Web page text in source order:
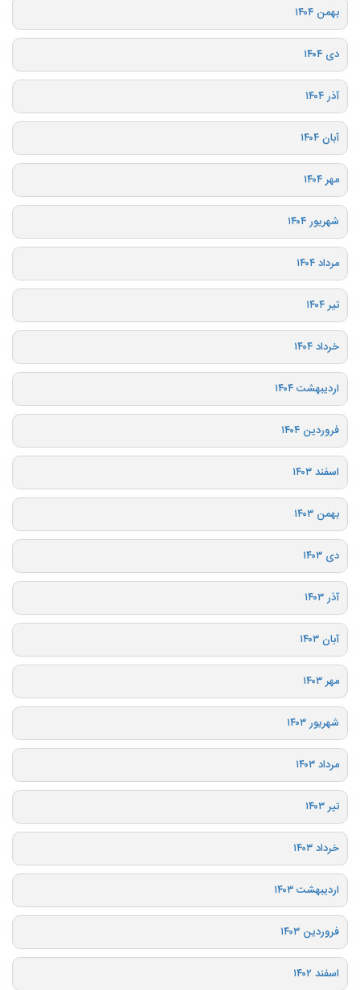
بهمن ۱۴۰۴
دی ۱۴۰۴
آذر ۱۴۰۴
آبان ۱۴۰۴
مهر ۱۴۰۴
شهریور ۱۴۰۴
مرداد ۱۴۰۴
تیر ۱۴۰۴
خرداد ۱۴۰۴
اردیبهشت ۱۴۰۴
فروردین ۱۴۰۴
اسفند ۱۴۰۳
بهمن ۱۴۰۳
دی ۱۴۰۳
آذر ۱۴۰۳
آبان ۱۴۰۳
مهر ۱۴۰۳
شهریور ۱۴۰۳
مرداد ۱۴۰۳
تیر ۱۴۰۳
خرداد ۱۴۰۳
اردیبهشت ۱۴۰۳
فروردین ۱۴۰۳
اسفند ۱۴۰۲